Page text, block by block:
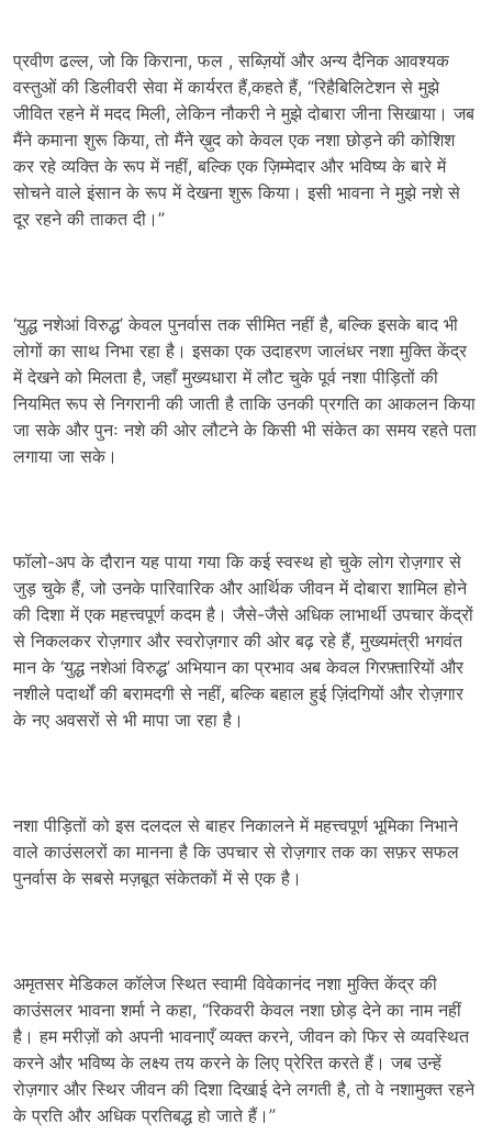
प्रवीण ढल्ल, जो कि किराना, फल , सब्ज़ियों और अन्य दैनिक आवश्यक
वस्तुओं की डिलीवरी सेवा में कार्यरत हैं,कहते हैं, “रिहैबिलिटेशन से मुझे
जीवित रहने में मदद मिली, लेकिन नौकरी ने मुझे दोबारा जीना सिखाया। जब
मैंने कमाना शुरू किया, तो मैंने ख़ुद को केवल एक नशा छोड़ने की कोशिश
कर रहे व्यक्ति के रूप में नहीं, बल्कि एक ज़िम्मेदार और भविष्य के बारे में
सोचने वाले इंसान के रूप में देखना शुरू किया। इसी भावना ने मुझे नशे से
दूर रहने की ताकत दी।”
‘युद्ध नशेआं विरुद्ध’ केवल पुनर्वास तक सीमित नहीं है, बल्कि इसके बाद भी
लोगों का साथ निभा रहा है। इसका एक उदाहरण जालंधर नशा मुक्ति केंद्र
में देखने को मिलता है, जहाँ मुख्यधारा में लौट चुके पूर्व नशा पीड़ितों की
नियमित रूप से निगरानी की जाती है ताकि उनकी प्रगति का आकलन किया
जा सके और पुनः नशे की ओर लौटने के किसी भी संकेत का समय रहते पता
लगाया जा सके।
फॉलो-अप के दौरान यह पाया गया कि कई स्वस्थ हो चुके लोग रोज़गार से
जुड़ चुके हैं, जो उनके पारिवारिक और आर्थिक जीवन में दोबारा शामिल होने
की दिशा में एक महत्त्वपूर्ण कदम है। जैसे-जैसे अधिक लाभार्थी उपचार केंद्रों
से निकलकर रोज़गार और स्वरोज़गार की ओर बढ़ रहे हैं, मुख्यमंत्री भगवंत
मान के ‘युद्ध नशेआं विरुद्ध’ अभियान का प्रभाव अब केवल गिरफ़्तारियों और
नशीले पदार्थों की बरामदगी से नहीं, बल्कि बहाल हुई ज़िंदगियों और रोज़गार
के नए अवसरों से भी मापा जा रहा है।
नशा पीड़ितों को इस दलदल से बाहर निकालने में महत्त्वपूर्ण भूमिका निभाने
वाले काउंसलरों का मानना है कि उपचार से रोज़गार तक का सफ़र सफल
पुनर्वास के सबसे मज़बूत संकेतकों में से एक है।
अमृतसर मेडिकल कॉलेज स्थित स्वामी विवेकानंद नशा मुक्ति केंद्र की
काउंसलर भावना शर्मा ने कहा, “रिकवरी केवल नशा छोड़ देने का नाम नहीं
है। हम मरीज़ों को अपनी भावनाएँ व्यक्त करने, जीवन को फिर से व्यवस्थित
करने और भविष्य के लक्ष्य तय करने के लिए प्रेरित करते हैं। जब उन्हें
रोज़गार और स्थिर जीवन की दिशा दिखाई देने लगती है, तो वे नशामुक्त रहने
के प्रति और अधिक प्रतिबद्ध हो जाते हैं।”